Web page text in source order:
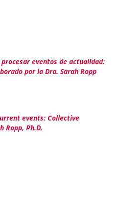
eventos de actualidad:
por la Dra. Sarah Ropp
events: Collective
Ropp, Ph.D.